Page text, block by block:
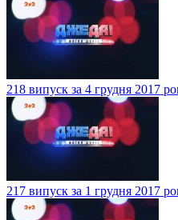
218 випуск за 4 грудня 2017
217 випуск за 1 грудня 2017